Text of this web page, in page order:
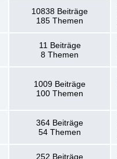
10838 Beiträge
185 Themen
11 Beiträge
8 Themen
1009 Beiträge
100 Themen
364 Beiträge
54 Themen
252 Beiträge